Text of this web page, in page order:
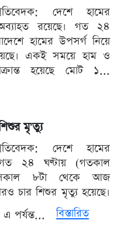
দেশে হামের
অব্যাহত রয়েছে। গত ২৪
হামের উপসর্গ নিয়ে
একই সময়ে হাম ও
হয়েছে মোট ১...
মৃ'ত্যু
দেশে হামের
২৪ ঘণ্টায় (গতকাল
৮টা থেকে আজ
চার শিশুর মৃত্যু হয়েছে।
পর্যন্ত...
বিস্তারিত